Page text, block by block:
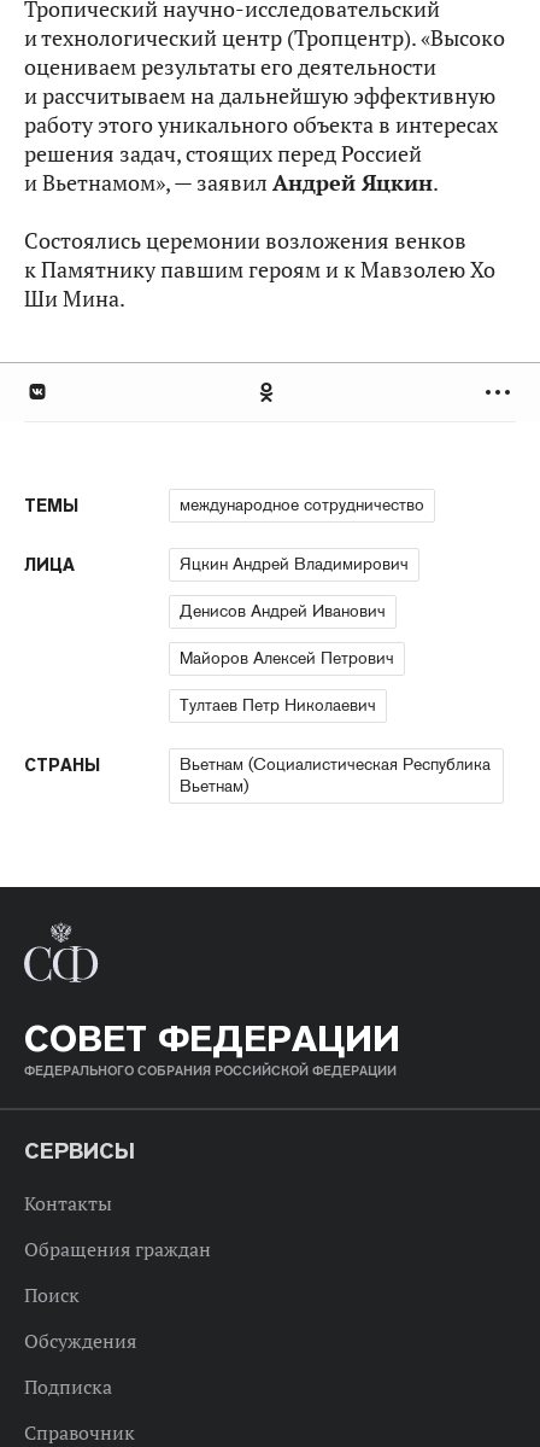
Тропический научно-исследовательский
и технологический центр (Тропцентр). «Высоко
оцениваем результаты его деятельности
и рассчитываем на дальнейшую эффективную
работу этого уникального объекта в интересах
решения задач, стоящих перед Россией
и Вьетнамом», — заявил Андрей Яцкин.
Состоялись церемонии возложения венков
к Памятнику павшим героям и к Мавзолею Хо
Ши Мина.
ТЕМЫ международное сотрудничество
ЛИЦА Яцкин Андрей Владимирович
Денисов Андрей Иванович
Майоров Алексей Петрович
Тултаев Петр Николаевич
СТРАНЫ
Вьетнам (Социалистическая Республика
Вьетнам)
СОВЕТ ФЕДЕРАЦИИ
ФЕДЕРАЛЬНОГО СОБРАНИЯ РОССИЙСКОЙ ФЕДЕРАЦИИ
СЕРВИСЫ
Контакты
Обращения граждан
Поиск
Обсуждения
Подписка
Справочник